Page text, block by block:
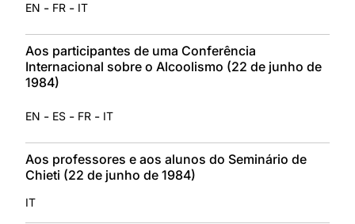
EN - FR - IT
Aos participantes de uma Conferência
Internacional sobre o Alcoolismo (22 de junho de
1984)
EN - ES - FR - IT
Aos professores e aos alunos do Seminário de
Chieti (22 de junho de 1984)
IT